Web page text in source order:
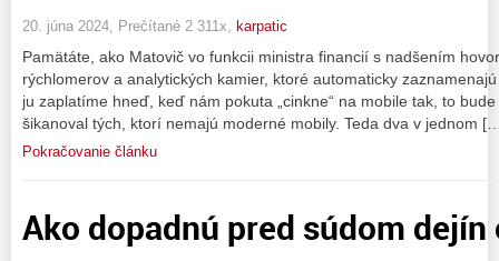
20. júna 2024, Prečítané 2 311x, karpatic
Pamätáte, ako Matovič vo funkcii ministra financií s nadšením
rýchlomerov a analytických kamier, ktoré automaticky
ju zaplatíme hneď, keď nám pokuta „cinkne“ na mobile tak, to
šikanoval tých, ktorí nemajú moderné mobily. Teda dva v jednom
Pokračovanie článku
Ako dopadnú pred súdom